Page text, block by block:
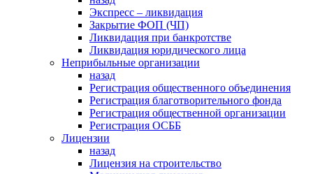
Экспресс – ликвидация
Закрытие ФОП (ЧП)
Ликвидация при банкротстве
Ликвидация юридического лица
Неприбыльные организации
назад
Регистрация общественного объединения
Регистрация благотворительного фонда
Регистрация общественной организации
Регистрация ОСББ
Лицензии
назад
Лицензия на строительство